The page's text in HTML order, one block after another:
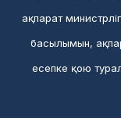
ақпарат
басылымын,
есепке қою